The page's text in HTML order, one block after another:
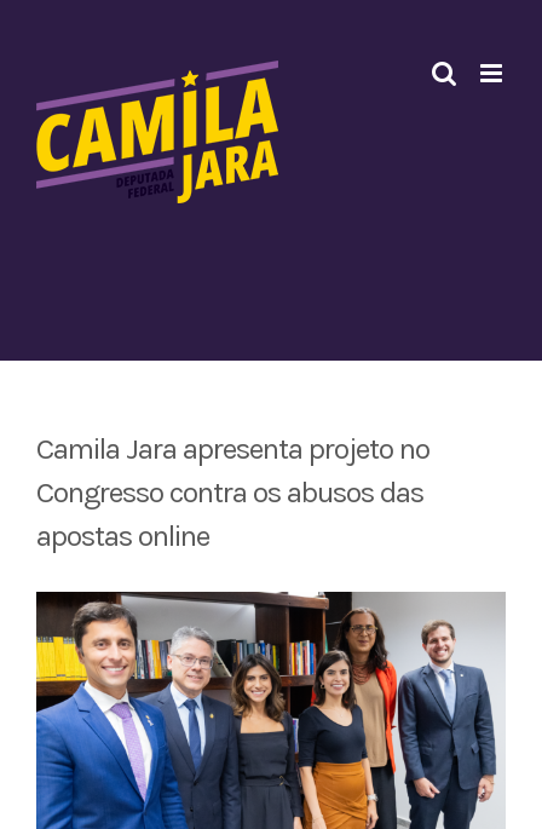
conteúdo
Camila Jara apresenta projeto no
Congresso contra os abusos das
apostas online
View
Larger
Image